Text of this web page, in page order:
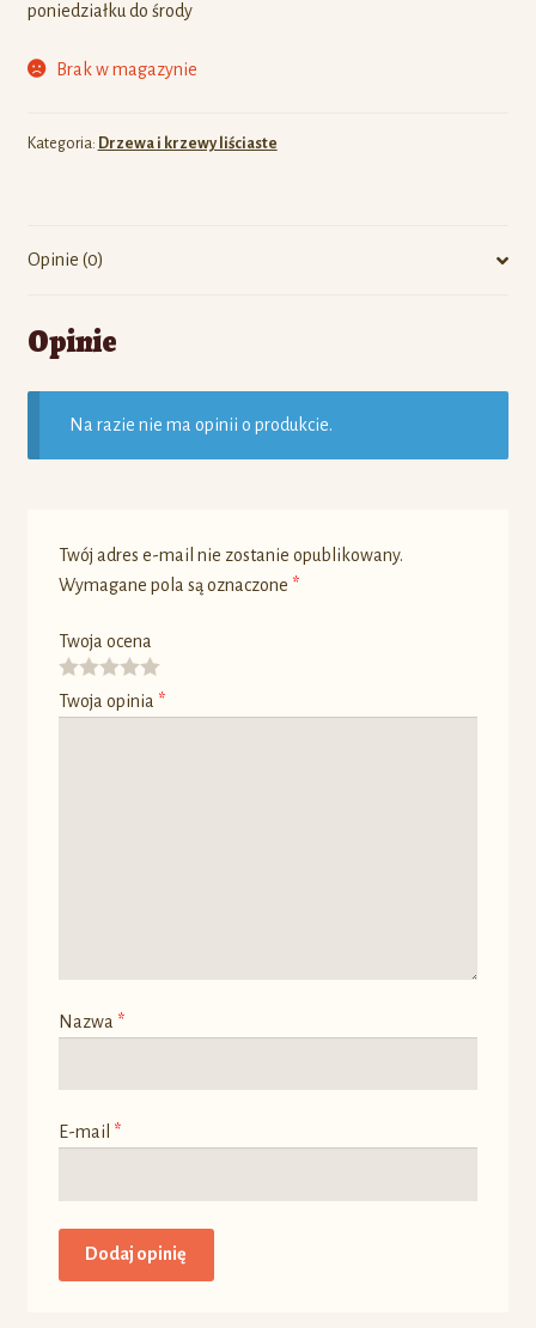
poniedziałku do środy
Brak w magazynie
Kategoria: Drzewa i krzewy liściaste
Opinie (0)
Opinie
Na razie nie ma opinii o produkcie.
Twój adres e-mail nie zostanie opublikowany.
Wymagane pola są oznaczone *
Twoja ocena
Twoja opinia *
Nazwa *
E-mail *